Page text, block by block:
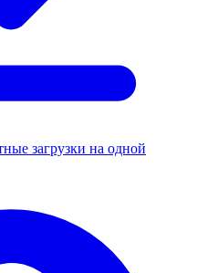
загрузки на одной